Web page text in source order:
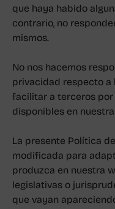
que haya habido
contrario, no
mismos.
No nos hacemos
privacidad respecto a
facilitar a terceros
disponibles en
La presente Política
modificada para
produzca en nuestra
legislativas o
que vayan